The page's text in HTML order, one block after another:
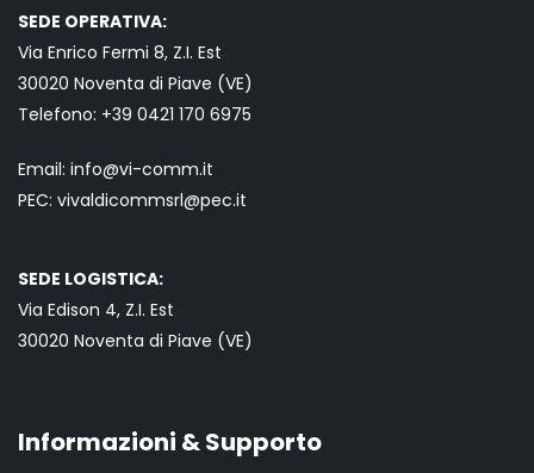
SEDE OPERATIVA:
Via Enrico Fermi 8, Z.I. Est
30020 Noventa di Piave (VE)
Telefono: +39 0421 170 6975
Email: info@vi-comm.it
PEC: vivaldicommsrl@pec.it
SEDE LOGISTICA:
Via Edison 4, Z.I. Est
30020 Noventa di Piave (VE)
Informazioni & Supporto